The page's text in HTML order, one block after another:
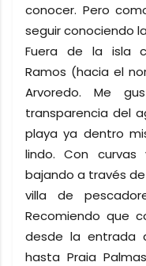
conocer. Pero
seguir conociendo
Fuera de la isla
Ramos (hacia el
Arvoredo. Me
transparencia del
playa ya dentro
lindo. Con
bajando a través
villa de
Recomiendo que
desde la entrada
hasta Praia